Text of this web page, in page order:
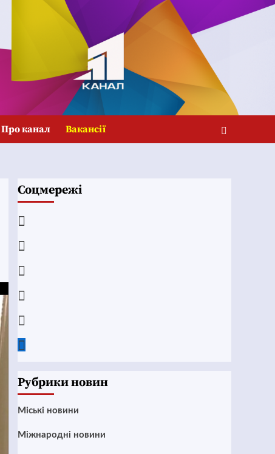
Про канал Вакансії
Соцмережі
Рубрики новин
Mіські новини
Міжнародні новини